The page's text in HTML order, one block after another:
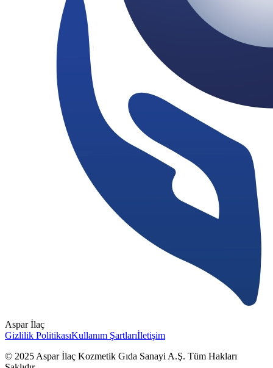
Aspar İlaç
Gizlilik PolitikasıKullanım Şartlarıİletişim
© 2025 Aspar İlaç Kozmetik Gıda Sanayi A.Ş. Tüm Hakları